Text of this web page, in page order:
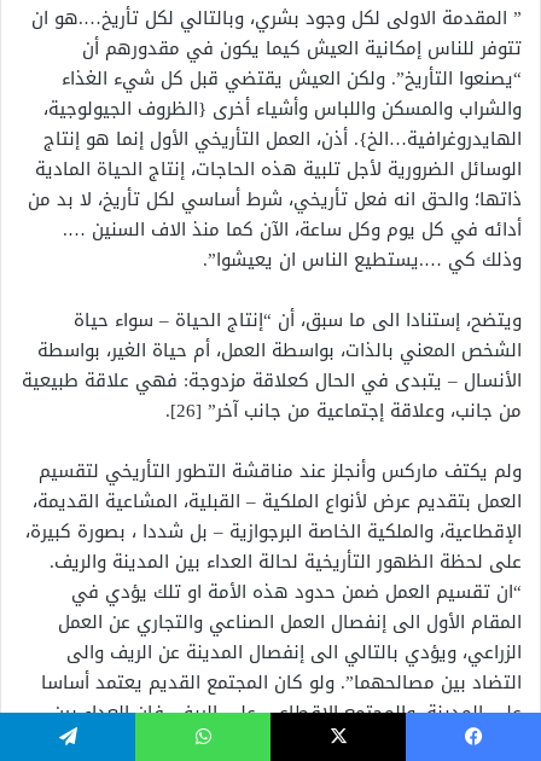
” المقدمة الاولى لكل وجود بشري، وبالتالي لكل تأريخ….هو ان
تتوفر للناس إمكانية العيش كيما يكون في مقدورهم أن
“يصنعوا التأريخ”. ولكن العيش يقتضي قبل كل شيء الغذاء
والشراب والمسكن واللباس وأشياء أخرى {الظروف الجيولوجية،
الهايدروغرافية…الخ}. أذن، العمل التأريخي الأول إنما هو إنتاج
الوسائل الضرورية لأجل تلبية هذه الحاجات، إنتاج الحياة المادية
ذاتها؛ والحق انه فعل تأريخي، شرط أساسي لكل تأريخ، لا بد من
أدائه في كل يوم وكل ساعة، الآن كما منذ الاف السنين ….
وذلك كي ….يستطيع الناس ان يعيشوا”.
ويتضح، إستنادا الى ما سبق، أن “إنتاج الحياة – سواء حياة
الشخص المعني بالذات، بواسطة العمل، أم حياة الغير، بواسطة
الأنسال – يتبدى في الحال كعلاقة مزدوجة: فهي علاقة طبيعية
من جانب، وعلاقة إجتماعية من جانب آخر” [26].
ولم يكتف ماركس وأنجلز عند مناقشة التطور التأريخي لتقسيم
العمل بتقديم عرض لأنواع الملكية – القبلية، المشاعية القديمة،
الإقطاعية، والملكية الخاصة البرجوازية – بل شددا ، بصورة كبيرة،
على لحظة الظهور التأريخية لحالة العداء بين المدينة والريف.
“ان تقسيم العمل ضمن حدود هذه الأمة او تلك يؤدي في
المقام الأول الى إنفصال العمل الصناعي والتجاري عن العمل
الزراعي، ويؤدي بالتالي الى إنفصال المدينة عن الريف والى
التضاد بين مصالحهما”. ولو كان المجتمع القديم يعتمد أساسا
على المدينة، والمجتمع الإقطاعي على الريف، فإن العداء بين
المدينة والريف يصل ذروته فقط في ظل الرأسمالية “ان أكبر